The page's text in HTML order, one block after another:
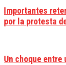
Importantes
por la protesta
Un choque entre